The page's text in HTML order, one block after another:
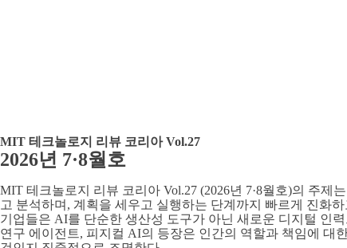
MIT 테크놀로지 리뷰 코리아 Vol.27
2026년 7·8월호
MIT 테크놀로지 리뷰 코리아 Vol.27 (2026년 7·8월호)의 주제
고 분석하며, 계획을 세우고 실행하는 단계까지 빠르게 진화
기업들은 AI를 단순한 생산성 도구가 아닌 새로운 디지털 인
연구 에이전트, 피지컬 AI의 등장은 인간의 역할과 책임에 대